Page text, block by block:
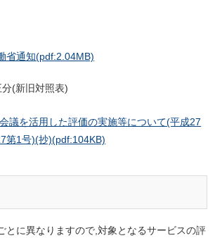
省通知(pdf:2.04MB)
(新旧対照表)
議を活用した評価の実施等について(平成27
第1号)(抄)(pdf:104KB)
とに異なりますので,対象となるサービスの評